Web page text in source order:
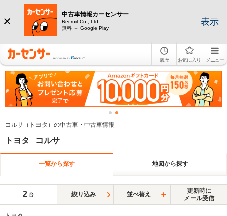
中古車情報カーセンサー
Recruit Co., Ltd.
無料 － Google Play
表示
履歴 お気に入り メニュー
コルサ（トヨタ）の中古車・中古車情報
トヨタ コルサ
一覧から探す 地図から探す
2 台 絞り込み 並べ替え
更新時に
メール受信